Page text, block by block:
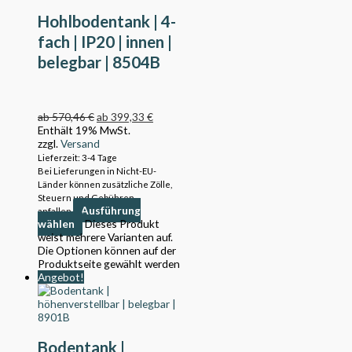
Hohlbodentank | 4-
fach | IP20 | innen |
belegbar | 8504B
ab570,46€ab 399,33 €
Enthält 19% MwSt.
zzgl.Versand
Lieferzeit: 3-4 Tage
Bei Lieferungen in Nicht-EU-
Länder können zusätzliche Zölle,
Steuern und Gebühren
anfallen.
Ausführung
wählen
Dieses Produkt
weist mehrere Varianten auf.
Die Optionen können auf der
Produktseite gewählt werden
Angebot!
Bodentank |